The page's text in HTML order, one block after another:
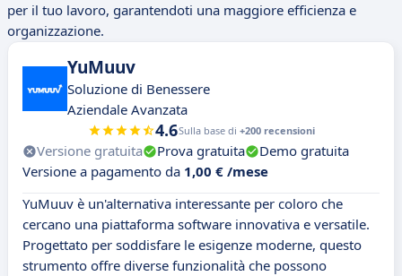
per il tuo lavoro, garantendoti una maggiore efficienza e
organizzazione.
YuMuuv
Soluzione di Benessere
Aziendale Avanzata
4.6Sulla base di +200 recensioni
Versione gratuita Prova gratuita
Demo gratuita
Versione a pagamento da 1,00 € /mese
YuMuuv è un'alternativa interessante per coloro che
cercano una piattaforma software innovativa e versatile.
Progettato per soddisfare le esigenze moderne, questo
strumento offre diverse funzionalità che possono